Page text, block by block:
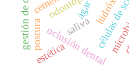
saliva
ágar
oclusión dental
estética
postura